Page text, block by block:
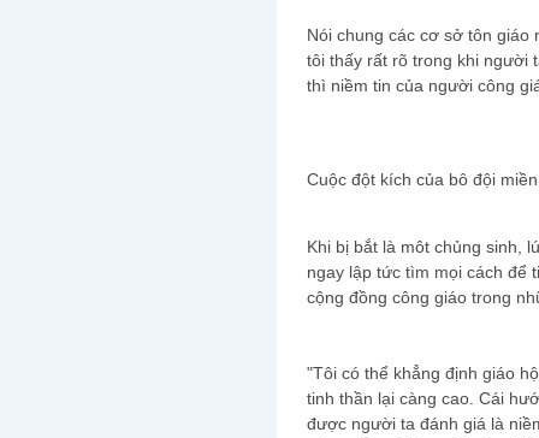
Nói chung các cơ sở tôn
tôi thấy rất rõ trong khi người
thì niềm tin của người công
Cuộc đột kích của bô đội
Khi bị bắt là môt chủng sinh,
ngay lập tức tìm mọi cách để
cộng đồng công giáo trong
"Tôi có thể khẳng định giáo
tinh thần lại càng cao. Cái
được người ta đánh giá là